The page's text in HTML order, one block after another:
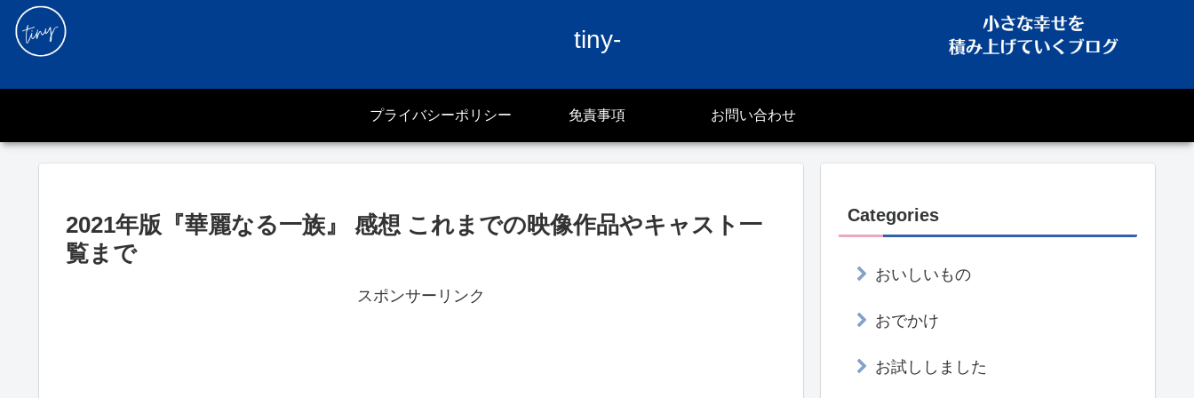
tiny-
プライバシーポリシー 免責事項 お問い合わせ
2021年版『華麗なる一族』 感想 これまでの映像作品やキャスト一
覧まで
スポンサーリンク
Categories
おいしいもの
おでかけ
お試ししました